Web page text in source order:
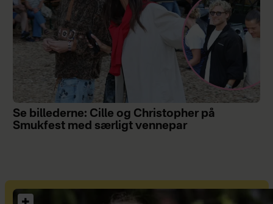
Se billederne: Cille og Christopher på
Smukfest med særligt vennepar